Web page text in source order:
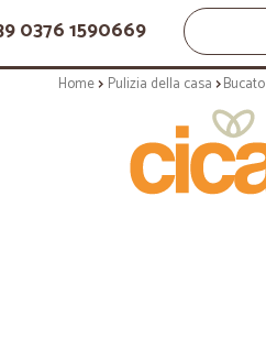
0376 1590669
Home Pulizia della casa Bucato